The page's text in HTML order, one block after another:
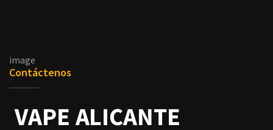
image
Contáctenos